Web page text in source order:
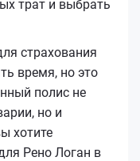
трат и выбрать
страхования
время, но это
полис не
но и
хотите
Рено Логан в